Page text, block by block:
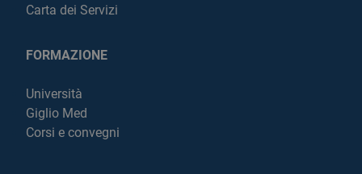
Carta dei Servizi
FORMAZIONE
Università
Giglio Med
Corsi e convegni